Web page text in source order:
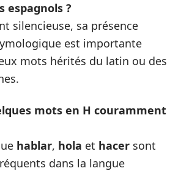
espagnols ?
silencieuse, sa présence
est importante
mots hérités du latin ou des
mots en H couramment
hablar, hola et hacer sont
dans la langue